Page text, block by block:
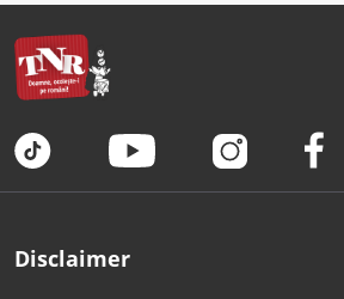
Disclaimer